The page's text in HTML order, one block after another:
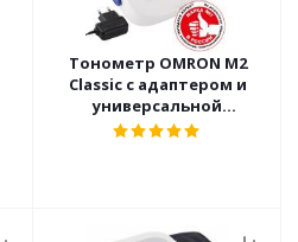
Тонометр OMRON M2
Classic с адаптером и
универсальной
манжетой Автомат